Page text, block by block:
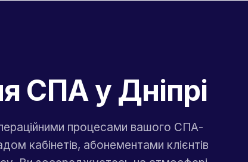
СПА у Дніпрі
процесами вашого СПА-
кабінетів, абонементами клієнтів